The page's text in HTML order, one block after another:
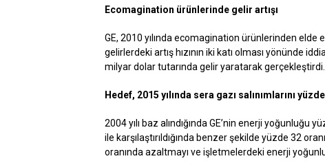
Ecomagination ürünlerinde gelir artışı
GE, 2010 yılında ecomagination ürünlerinden elde
gelirlerdeki artış hızının iki katı olması yönünde
milyar dolar tutarında gelir yaratarak gerçekleştirdi.
Hedef, 2015 yılında sera gazı salınımlarını
2004 yılı baz alındığında GE’nin enerji yoğunluğu
ile karşılaştırıldığında benzer şekilde yüzde 32
oranında azaltmayı ve işletmelerdeki enerji